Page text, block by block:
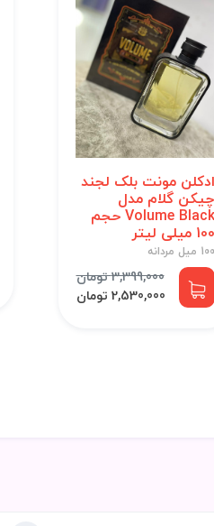
ادکلن مونت بلک لجند
چیکن گلام مدل
Volume Black حجم
100 میلی لیتر
100 میل مردانه
3,399,000 تومان
2,530,000 تومان